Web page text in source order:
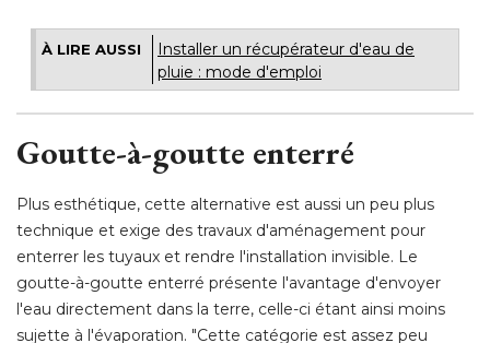
À LIRE AUSSI
Installer un récupérateur d'eau de
pluie : mode d'emploi
Goutte-à-goutte enterré
Plus esthétique, cette alternative est aussi un peu plus
technique et exige des travaux d'aménagement pour
enterrer les tuyaux et rendre l'installation invisible. Le
goutte-à-goutte enterré présente l'avantage d'envoyer
l'eau directement dans la terre, celle-ci étant ainsi moins
sujette à l'évaporation. "Cette catégorie est assez peu